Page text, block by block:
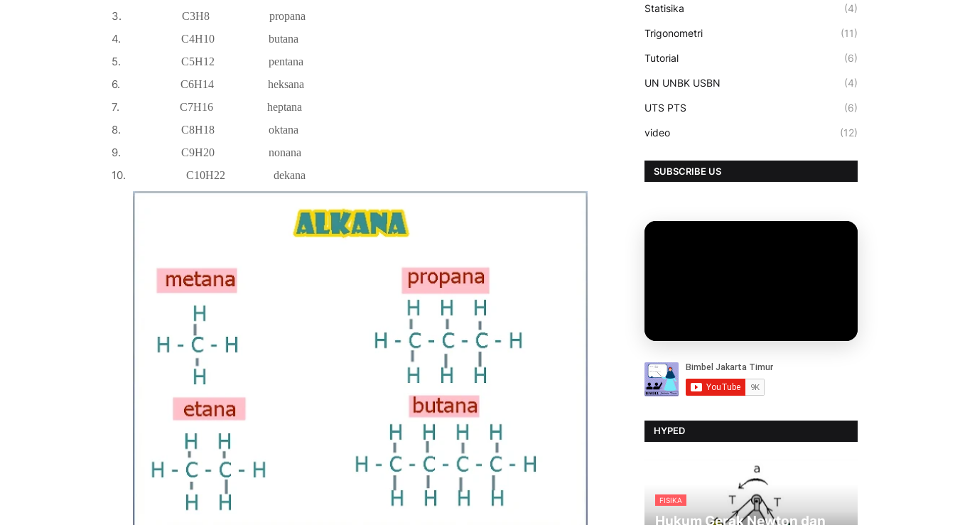
C3H8 propana
C4H10 butana
C5H12 pentana
C6H14 heksana
C7H16 heptana
C8H18 oktana
C9H20 nonana
C10H22 dekana
Statisika (4)
Trigonometri (11)
Tutorial (6)
UN UNBK USBN (4)
UTS PTS (6)
video (12)
SUBSCRIBE US
HYPED
FISIKA
Hukum Gerak Newton dan